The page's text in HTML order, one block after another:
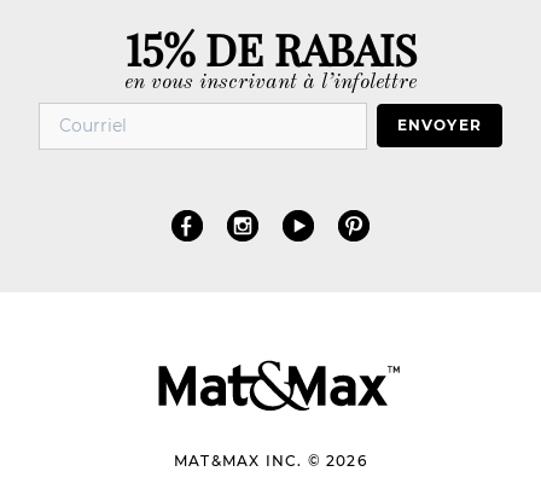
15% DE RABAIS
en vous inscrivant à l’infolettre
ENVOYER
MAT&MAX INC. © 2026